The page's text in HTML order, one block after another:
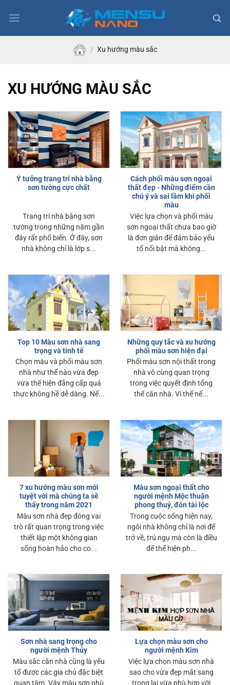
/ Xu hướng màu sắc
XU HƯỚNG MÀU SẮC
Ý tưởng trang trí nhà bằng
sơn tường cực chất
Trang trí nhà bằng sơn
tường trong những năm gần
đây rất phổ biến. Ở đây, sơn
nhà không chỉ là lớp s...
Cách phối màu sơn ngoại
thất đẹp - Những điểm cần
chú ý và sai lầm khi phối
màu
Việc lựa chọn và phối màu
sơn ngoại thất chưa bao giờ
là đơn giản để đảm bảo yếu
tố nổi bật mà không...
Top 10 Màu sơn nhà sang
trọng và tinh tế
Chọn màu và phối màu sơn
nhà như thế nào vừa đẹp
vừa thể hiện đẳng cấp quả
thực không hề dễ dàng. Nế...
Những quy tắc và xu hướng
phối màu sơn hiện đại
Phối màu sơn nội thất trong
nhà vô cùng quan trọng
trong việc quyết định tổng
thể căn nhà. Vì thế nế...
7 xu hướng màu sơn mới
tuyệt vời mà chúng ta sẽ
thấy trong năm 2021
Màu sơn nhà đẹp đóng vai
trò rất quan trọng trong việc
thiết lập một không gian
sống hoàn hảo cho co...
Màu sơn ngoại thất cho
người mệnh Mộc thuận
phong thuỷ, đón tài lộc
Trong cuộc sống hiện nay,
ngôi nhà không chỉ là nơi để
trở về, trú ngụ mà còn là điều
để thể hiện ph...
Sơn nhà sang trọng cho
người mệnh Thủy
Màu sắc căn nhà cũng là yếu
tố được các gia chủ đặc biệt
quan tâm. Vậy màu sơn phù
Lựa chọn màu sơn cho
người mệnh Kim
Việc lựa chọn màu sơn nhà
sao cho vừa đẹp mắt sang
trọng lại vừa phù hợp với